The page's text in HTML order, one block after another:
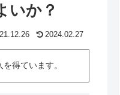
いか？
2024.02.27
得ています。